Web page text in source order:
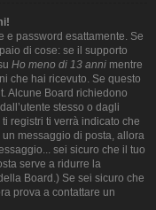
e password esattamente. Se
di cose: se il supporto
Ho meno di 13 anni mentre
che hai ricevuto. Se questo
Alcune Board richiedono
stesso o dagli
registri ti verrà indicato che
messaggio di posta, allora
sei sicuro che il tuo
serve a ridurre la
Board.) Se sei sicuro che
prova a contattare un